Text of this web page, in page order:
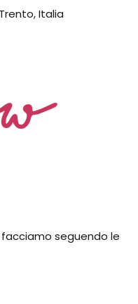
Italia
seguendo le